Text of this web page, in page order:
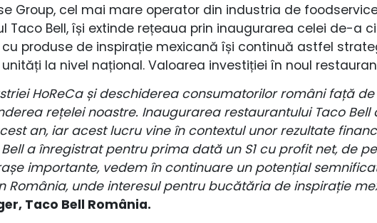
Group, cel mai mare operator din industria de
Taco Bell, își extinde rețeaua prin inaugurarea celei de-a
produse de inspirație mexicană își continuă astfel
unități la nivel național. Valoarea investiției în noul
HoReCa și deschiderea consumatorilor români față
rețelei noastre. Inaugurarea restaurantului Taco
an, iar acest lucru vine în contextul unor rezultate
a înregistrat pentru prima dată un S1 cu profit net, de
importante, vedem în continuare un potențial
România, unde interesul pentru bucătăria de inspirație
Taco Bell România.